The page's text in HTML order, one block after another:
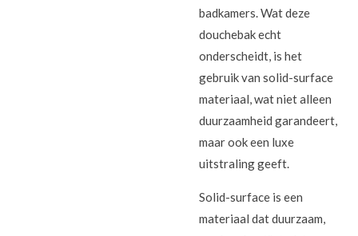
badkamers. Wat deze
douchebak echt
onderscheidt, is het
gebruik van solid-surface
materiaal, wat niet alleen
duurzaamheid garandeert,
maar ook een luxe
uitstraling geeft.
Solid-surface is een
materiaal dat duurzaam,